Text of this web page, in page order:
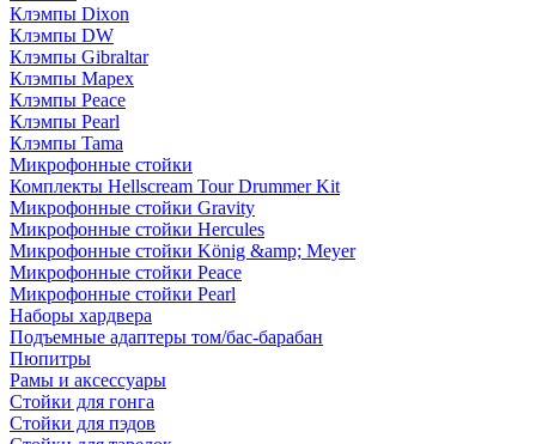
Клэмпы Dixon
Клэмпы DW
Клэмпы Gibraltar
Клэмпы Mapex
Клэмпы Peace
Клэмпы Pearl
Клэмпы Tama
Микрофонные стойки
Комплекты Hellscream Tour Drummer Kit
Микрофонные стойки Gravity
Микрофонные стойки Hercules
Микрофонные стойки König &amp; Meyer
Микрофонные стойки Peace
Микрофонные стойки Pearl
Наборы хардвера
Подъемные адаптеры том/бас-барабан
Пюпитры
Рамы и аксессуары
Стойки для гонга
Стойки для пэдов